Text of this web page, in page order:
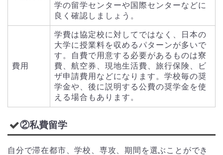
学の留学センターや国際センターなどに
良く確認しましょう。
費用
学費は協定校に対してではなく、日本の
大学に授業料を収めるパターンが多いで
す。自費で用意する必要があるものは寮
費、航空券、現地生活費、旅行保険、ビ
ザ申請費用などになります。学校毎の奨
学金や、後に説明する公費の奨学金を使
える場合もあります。
②私費留学
自分で滞在都市、学校、専攻、期間を選ぶことができ